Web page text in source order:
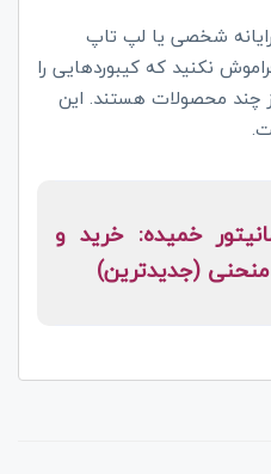
رایانه شخصی یا لپ تاپ
نکنید که کیبوردهایی را
چند محصولات هستند. این
خمیده: خرید و
(جدیدترین)